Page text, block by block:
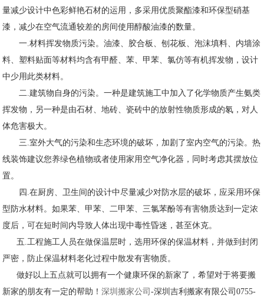
量减少设计中色彩鲜艳石材的运用，多采用优质聚酯漆和环保型硝基
漆，减少在空气流通较差的房间使用醇酸油漆的数量。
一.材料挥发物质污染。油漆、胶合板、刨花板、泡沫填料、内墙涂
料、塑料贴面等材料均含有甲醛、苯、甲苯、氯仿等有机挥发物，设计
中少用此类材料。
二.建筑物自身的污染。一种是建筑施工中加入了化学物质产生氨类
挥发物，另一种是由石材、地砖、瓷砖中的放射性物质形成的氡，对人
体危害极大。
三.室外大气的污染和生态环境的破坏，加剧了室内空气的污染。热
线装饰建议您养绿色植物或者使用家用空气净化器，同时考虑其摆放位
置。
四.在厨房、卫生间的设计中尽量减少对防水层的破坏，应采用环保
型防水材料。如果苯、甲苯、二甲苯、三氯苯酚等有害物质达到一定浓
度后，可在短时间内导致人体出现中毒性昏迷，甚至休克。
五.工程施工人员在做保温层时，选用环保的保温材料，并做到封闭
严密，防止保温材料老化过程中散发有害物质。
做好以上五点就可以拥有一个健康环保的新家了，希望对于将要搬
新家的朋友有一定的帮助！深圳搬家公司-深圳吉利搬家有限公司0755-